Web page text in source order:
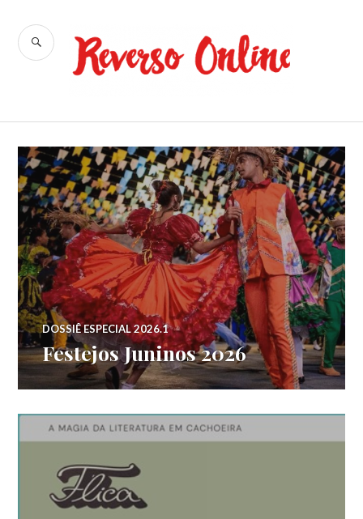
para
conteúdo
Reverso
BUSCA
DOSSIÊ ESPECIAL 2026.1
Festejos Juninos 2026